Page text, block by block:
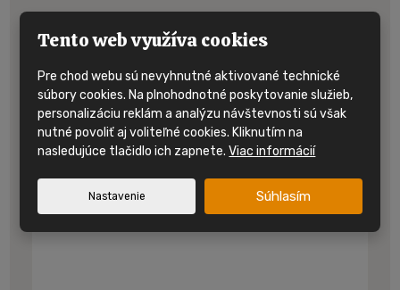
Telefónne číslo *
Tento web využíva cookies
Pre chod webu sú nevyhnutné aktivované technické
súbory cookies. Na plnohodnotné poskytovanie služieb,
personalizáciu reklám a analýzu návštevnosti sú však
nutné povoliť aj voliteľné cookies. Kliknutím na
nasledujúce tlačidlo ich zapnete.Viac informácií
Nastavenie Súhlasím